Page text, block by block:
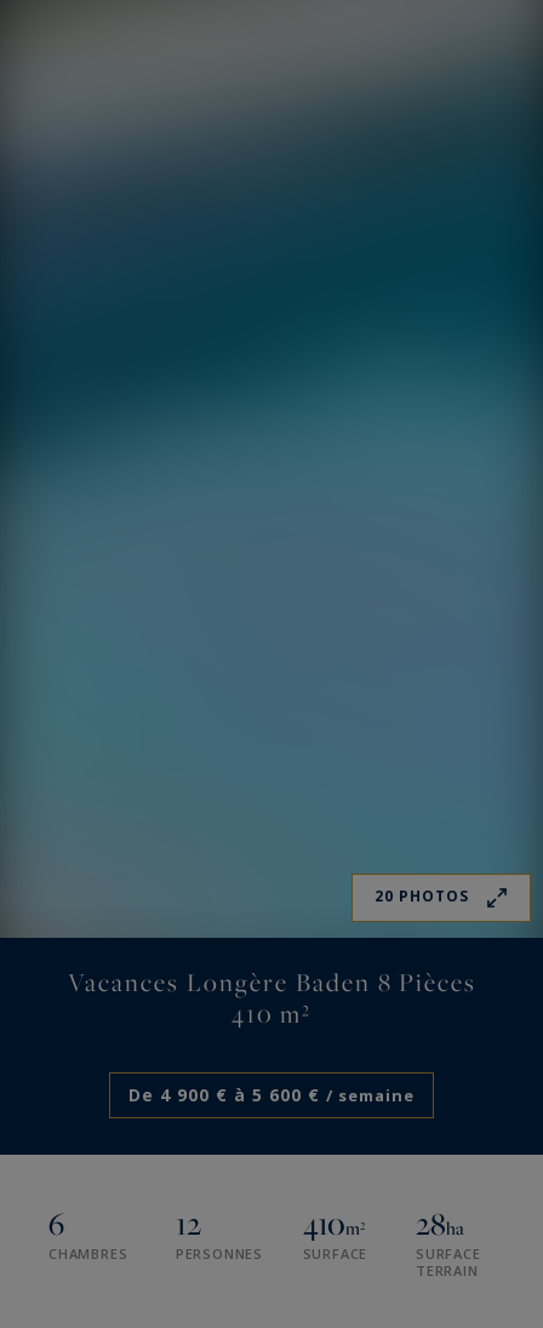
20 PHOTOS
Vacances Longère Baden 8 Pièces
410 m²
De 4 900 € à 5 600 € / semaine
6
CHAMBRES
12
PERSONNES
410m²
SURFACE
28ha
SURFACE
TERRAIN